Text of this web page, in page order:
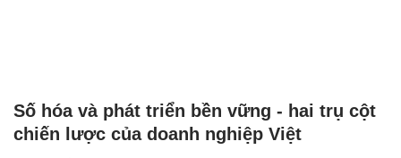
Số hóa và phát triển bền vững - hai trụ cột
chiến lược của doanh nghiệp Việt